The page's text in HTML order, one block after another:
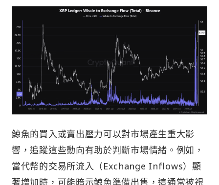
鯨魚的買入或賣出壓力可以對市場產生重大影
響，追蹤這些動向有助於判斷市場情緒。例如，
當代幣的交易所流入（Exchange Inflows）顯
著增加時，可能暗示鯨魚準備出售，這通常被視